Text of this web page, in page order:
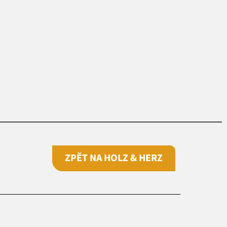
ZPĚT NA HOLZ & HERZ